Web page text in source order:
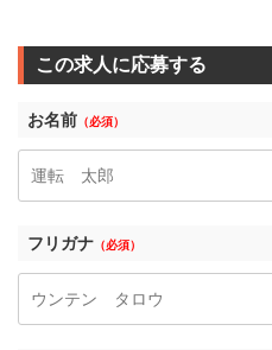
この求人に応募する
お名前 （必須）
フリガナ （必須）